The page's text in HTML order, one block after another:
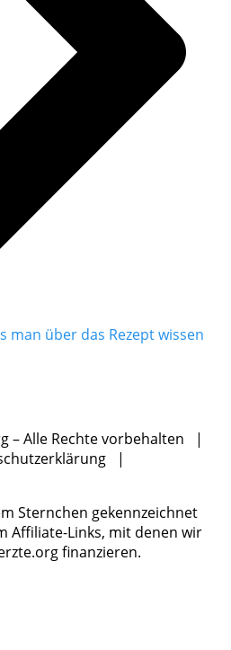
man über das Rezept wissen
– Alle Rechte vorbehalten |
|
Sternchen gekennzeichnet
Affiliate-Links, mit denen wir
finanzieren.